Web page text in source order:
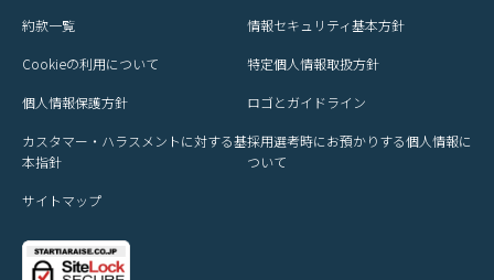
約款一覧 情報セキュリティ基本方針
Cookieの利用について 特定個人情報取扱方針
個人情報保護方針 ロゴとガイドライン
カスタマー・ハラスメントに対する基
本指針
採用選考時にお預かりする個人情報に
ついて
サイトマップ